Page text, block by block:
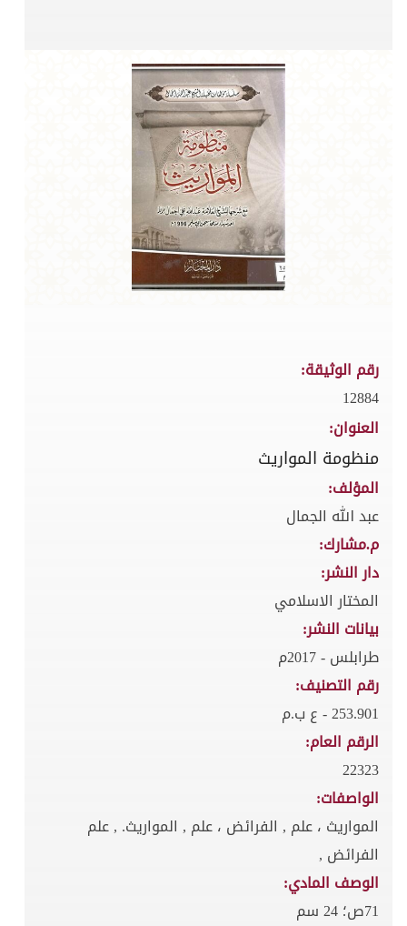
رقم الوثيقة:
12884
العنوان:
منظومة المواريث
المؤلف:
عبد الله الجمال
م.مشارك:
دار النشر:
المختار الاسلامي
بيانات النشر:
طرابلس - 2017م
رقم التصنيف:
253.901 - ع ب.م
الرقم العام:
22323
الواصفات:
المواريث ، علم , الفرائض ، علم , المواريث. , علم
الفرائض ,
الوصف المادي:
71ص؛ 24 سم